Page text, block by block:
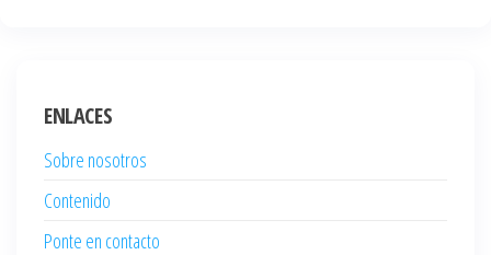
ENLACES
Sobre nosotros
Contenido
Ponte en contacto